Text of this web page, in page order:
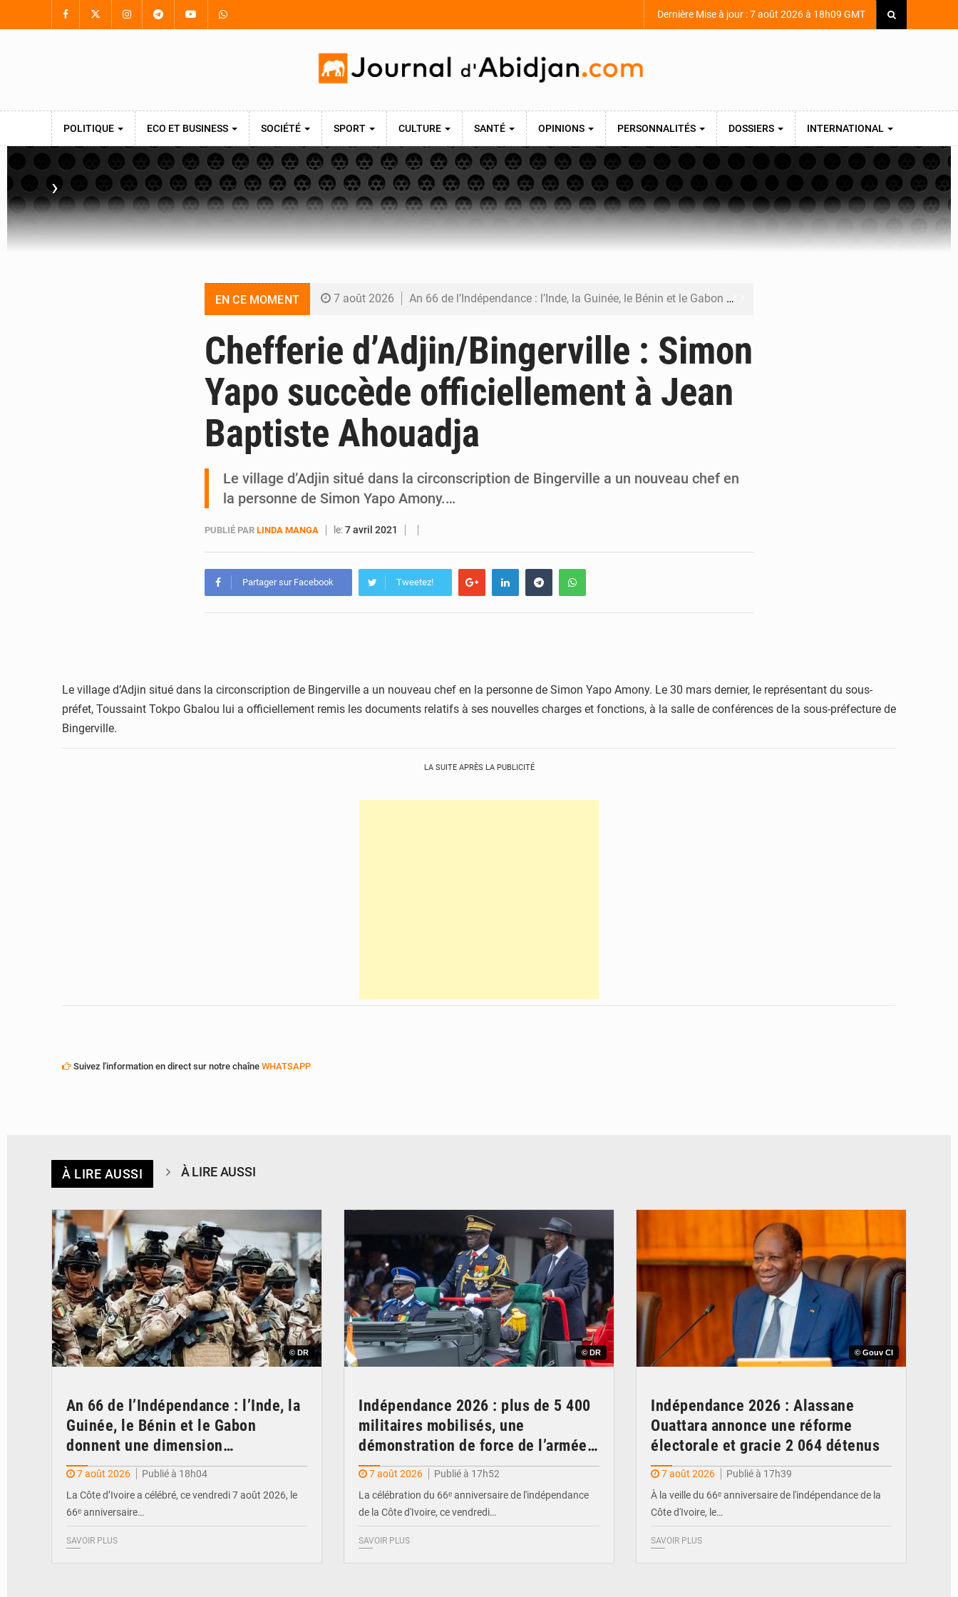
Dernière Mise à jour : 7 août 2026 à 18h09 GMT
POLITIQUE ECO ET BUSINESS SOCIÉTÉ SPORT CULTURE SANTÉ OPINIONS PERSONNALITÉS DOSSIERS INTERNATIONAL
›
EN CE MOMENT 7 août 2026 An 66 de l’Indépendance : l’Inde, la Guinée, le Bénin et le Gabon donnent une dimension internationale au défilé de Yopougon
7 août 2026 Indépendance 2026 : Alassane Ouattara annonce une réforme électorale et gracie 2 064 détenus
7 août 2026 An 66 de l’Indépendance : l’intégralité du message à la Nation du président Alassane Ouattara
6 août 2026 Daloa : décès du colonel Karim Traoré, commandant de la Section de recherches de la gendarmerie après une activité sportive
Chefferie d’Adjin/Bingerville : Simon
Yapo succède officiellement à Jean
Baptiste Ahouadja
Le village d’Adjin situé dans la circonscription de Bingerville a un nouveau chef en
la personne de Simon Yapo Amony.…
PUBLIÉ PAR LINDA MANGA le:7 avril 2021
Partager sur Facebook Tweetez!
Le village d’Adjin situé dans la circonscription de Bingerville a un nouveau chef en la personne de Simon Yapo Amony. Le 30 mars dernier, le représentant du sous-
préfet, Toussaint Tokpo Gbalou lui a officiellement remis les documents relatifs à ses nouvelles charges et fonctions, à la salle de conférences de la sous-préfecture de
Bingerville.
LA SUITE APRÈS LA PUBLICITÉ
Suivez l'information en direct sur notre chaîne WHATSAPP
À LIRE AUSSI À LIRE AUSSI
© DR
An 66 de l’Indépendance : l’Inde, la
Guinée, le Bénin et le Gabon
donnent une dimension
internationale au défilé de
7 août 2026
Publié à 18h04
La Côte d’Ivoire a célébré, ce vendredi 7 août 2026, le
66ᵉ anniversaire…
SAVOIR PLUS
© DR
Indépendance 2026 : plus de 5 400
militaires mobilisés, une
démonstration de force de l’armée
ivoirienne à Yopougon
7 août 2026
Publié à 17h52
La célébration du 66ᵉ anniversaire de l'indépendance
de la Côte d'Ivoire, ce vendredi…
SAVOIR PLUS
© Gouv CI
Indépendance 2026 : Alassane
Ouattara annonce une réforme
électorale et gracie 2 064 détenus
7 août 2026
Publié à 17h39
À la veille du 66ᵉ anniversaire de l'indépendance de la
Côte d'Ivoire, le…
SAVOIR PLUS